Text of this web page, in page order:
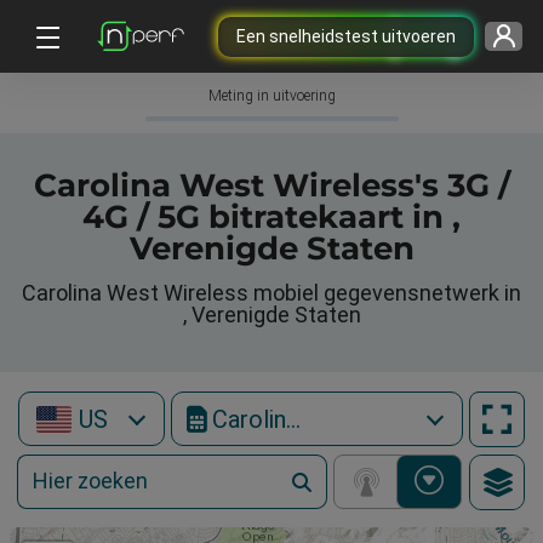
Een snelheidstest uitvoeren
Meting in uitvoering
Carolina West Wireless's 3G /
4G / 5G bitratekaart in ,
Verenigde Staten
Carolina West Wireless mobiel gegevensnetwerk in
, Verenigde Staten
US Carolina West Wireless